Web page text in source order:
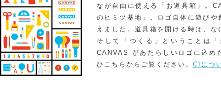
なが自由に使える「お道具箱」。
のヒミツ基地」。ロゴ自体に遊び
えました。道具箱を開ける時は、
そして「つくる」ということは
CANVAS があたらしいロゴに込め
ひこちらからご覧ください。 CIにつ